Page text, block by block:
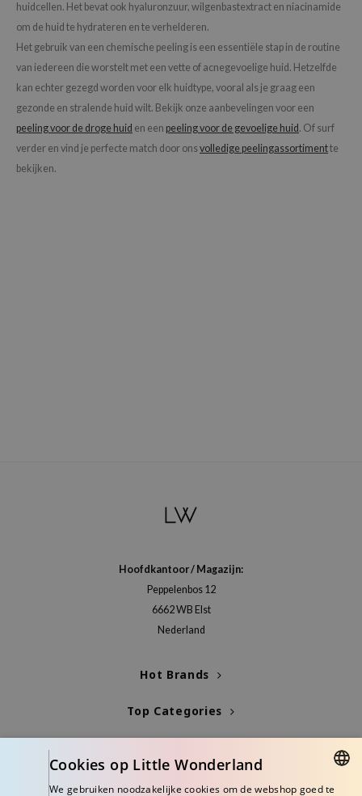
huidcellen. Het bevat ook hyaluronzuur, wilgenbastextract en niacinamide
om de huid te hydrateren en te verhelderen.
Het gebruik van een chemische peeling is een essentiële stap in de routine
van iedereen die worstelt met een vette of acnegevoelige huid. Hetzelfde
kan echter gezegd worden voor elk huidtype, vooral als je graag een
gezonde en stralende huid wilt. Bekijk onze aanbevelingen voor een
peeling voor de droge huid en een peeling voor de gevoelige huid . Of surf
verder en vind je perfecte match door onsvolledige peelingassortimentte
bekijken.
Hoofdkantoor / Magazijn:
Peppelenbos 12
6662 WB Elst
Nederland
Hot Brands
Top Categories
Info
Cookies op Little Wonderland
We gebruiken noodzakelijke cookies om de webshop goed te